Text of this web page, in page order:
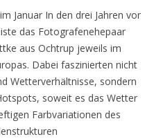
Januar In den drei Jahren vor
das Fotografenehepaar
aus Ochtrup jeweils im
Dabei faszinierten nicht
Wetterverhältnisse, sondern
soweit es das Wetter
Farbvariationen des